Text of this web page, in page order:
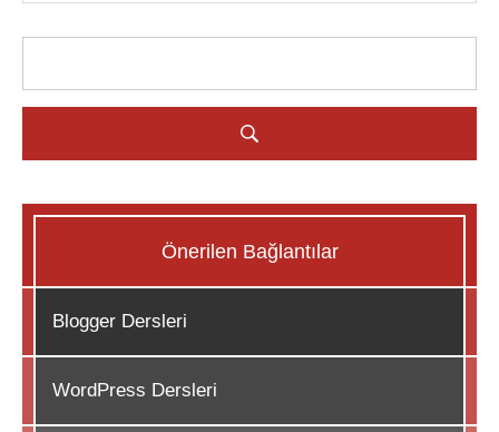
Önerilen Bağlantılar
Blogger Dersleri
WordPress Dersleri